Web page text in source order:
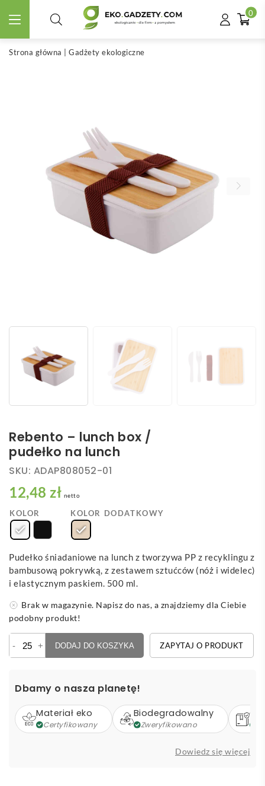
0
Strona główna Gadżety ekologiczne
Rebento – lunch box /
pudełko na lunch
SKU: ADAP808052-01
12,48 zł netto
KOLOR KOLOR DODATKOWY
Pudełko śniadaniowe na lunch z tworzywa PP z recyklingu z
bambusową pokrywką, z zestawem sztućców (nóż i widelec)
i elastycznym paskiem. 500 ml.
Brak w magazynie. Napisz do nas, a znajdziemy dla Ciebie
podobny produkt!
-
Rebento
box
pudełko
na
+ DODAJ DO KOSZYKA ZAPYTAJ O PRODUKT
Dbamy o nasza planetę!
Materiał eko
Certyfikowany
Biodegradowalny
Zweryfikowano
Dowiedz się więcej